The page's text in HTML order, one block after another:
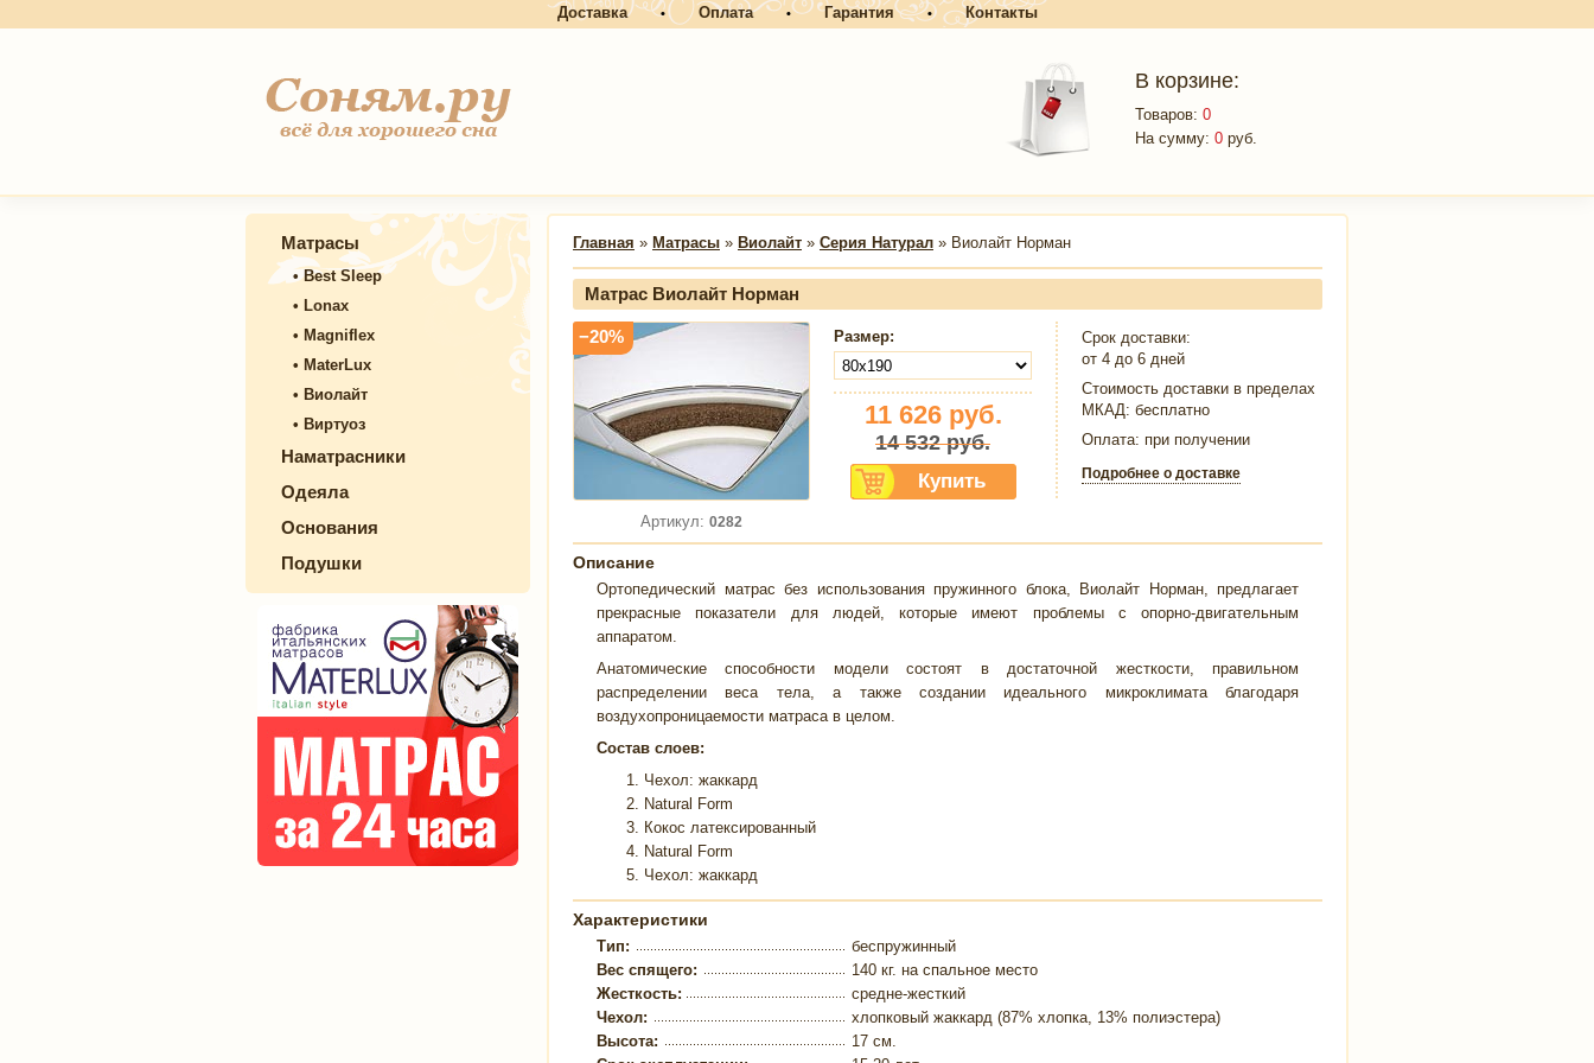
Доставка • Оплата • Гарантия • Контакты
В корзине:
Товаров: 0
На сумму: 0 руб.
Главная » Матрасы » Виолайт » Серия Натурал » Виолайт Норман
Матрас Виолайт Норман
−20%
Артикул: 0282
Размер:
11 626руб.
14 532руб.
Срок доставки:
от 4 до 6 дней
Стоимость доставки в пределах
МКАД: бесплатно
Оплата: при получении
Подробнее о доставке
Описание
Ортопедический матрас без использования пружинного блока, Виолайт Норман, предлагает
прекрасные показатели для людей, которые имеют проблемы с опорно-двигательным
аппаратом.
Анатомические способности модели состоят в достаточной жесткости, правильном
распределении веса тела, а также создании идеального микроклимата благодаря
воздухопроницаемости матраса в целом.
Состав слоев:
Чехол: жаккард
Natural Form
Кокос латексированный
Natural Form
Чехол: жаккард
Характеристики
Тип:
беспружинный
Вес спящего:
140 кг. на спальное место
Жесткость:
средне-жесткий
Чехол:
хлопковый жаккард (87% хлопка, 13% полиэстера)
Высота:
17 см.
Матрасы
•Best Sleep
• Lonax
• Magniflex
• MaterLux
• Виолайт
• Виртуоз
Наматрасники
Одеяла
Основания
Подушки